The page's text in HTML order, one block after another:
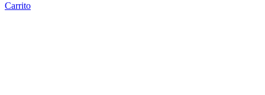
Carrito